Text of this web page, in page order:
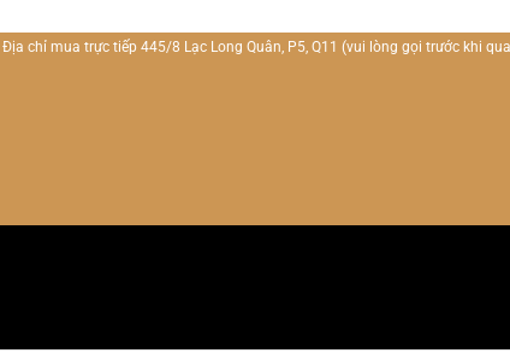
Địa chỉ mua trực tiếp 445/8 Lạc Long Quân, P5, Q11 (vui lòng gọi trước khi